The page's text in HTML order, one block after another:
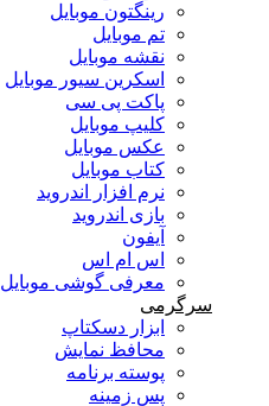
رینگتون موبایل
تم موبایل
نقشه موبایل
اسکرین سیور موبایل
پاکت پی سی
کلیپ موبایل
عکس موبایل
کتاب موبایل
نرم افزار اندروید
بازی اندروید
آیفون
اس ام اس
معرفی گوشی موبایل
سرگرمی
ابزار دسکتاپ
محافظ نمایش
پوسته برنامه
پس زمینه